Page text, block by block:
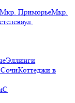
Мкр. ПриморьеМкр.
ул.
Эллинги
Коттеджи в
С